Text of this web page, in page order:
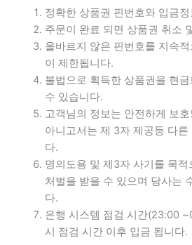
정확한 상품권 핀번호와 입금
주문이 완료 되면 상품권 취소
올바르지 않은 핀번호를 지속
이 제한됩니다.
불법으로 획득한 상품권을 현
수 있습니다.
고객님의 정보는 안전하게 보
아니고서는 제 3자 제공등 다
다.
명의도용 및 제3자 사기를 목
처벌을 받을 수 있으며 당사는
다.
은행 시스템 점검 시간(23:00
시 점검 시간 이후 입금 됩니다.